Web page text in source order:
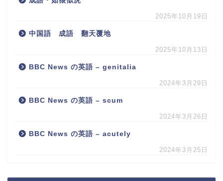
2025年10月19日
中国語 成語 翻天覆地
2025年10月13日
BBC News の英語 – genitalia
2024年3月29日
BBC News の英語 – scum
2024年3月26日
BBC News の英語 – acutely
2024年3月25日